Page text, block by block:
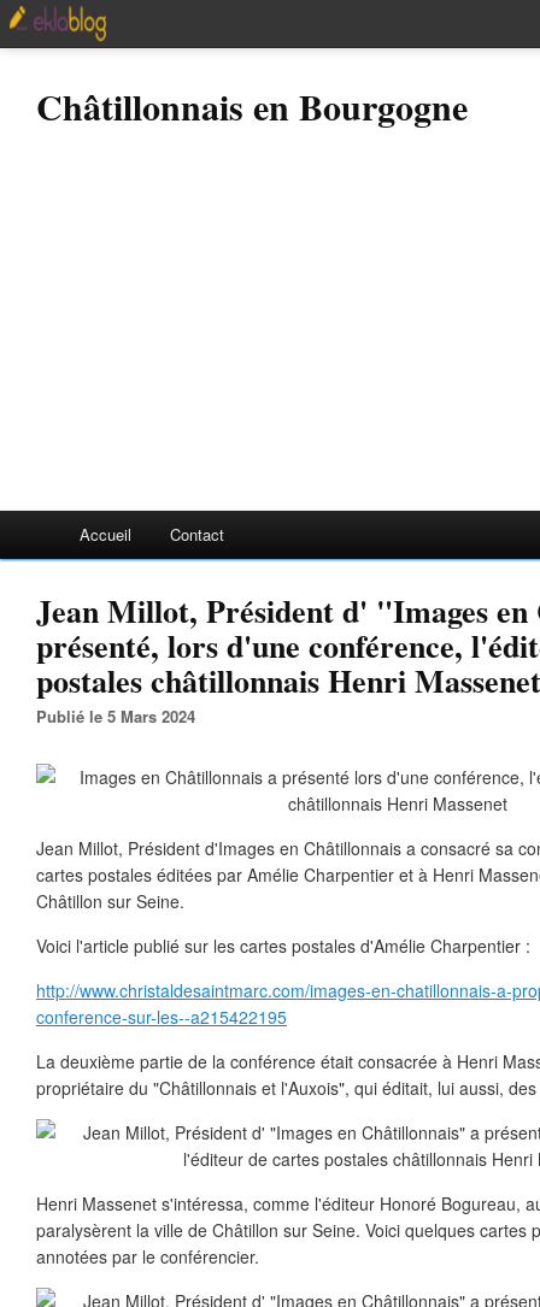
Châtillonnais en Bourgogne
Accueil Contact
Jean Millot, Président d' "Images
présenté, lors d'une conférence,
postales châtillonnais Henri Massenet
Publié le 5 Mars 2024
Jean Millot, Président d'Images en Châtillonnais a consacré sa
cartes postales éditées par Amélie Charpentier et à Henri
Châtillon sur Seine.
Voici l'article publié sur les cartes postales d'Amélie Charpentier :
http://www.christaldesaintmarc.com/images-en-chatillonnais-a-
conference-sur-les--a215422195
La deuxième partie de la conférence était consacrée à Henri
propriétaire du "Châtillonnais et l'Auxois", qui éditait, lui aussi,
Henri Massenet s'intéressa, comme l'éditeur Honoré Bogureau,
paralysèrent la ville de Châtillon sur Seine. Voici quelques cartes
annotées par le conférencier.